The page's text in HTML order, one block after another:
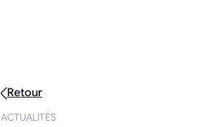
Retour
ACTUALITÉS